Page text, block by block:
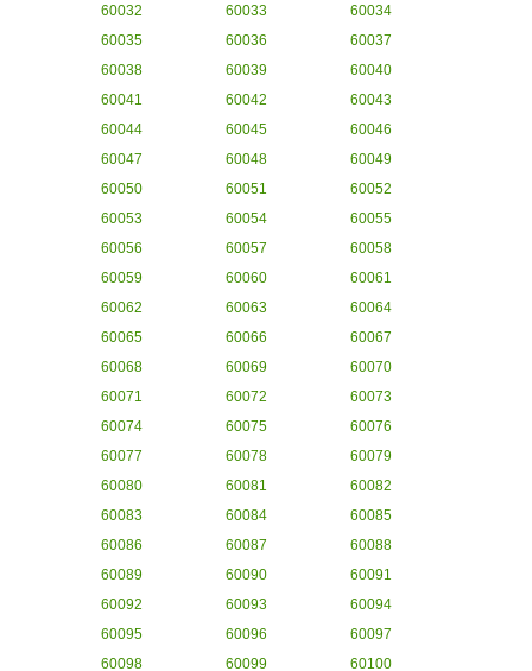
60032
60033
60034
60035
60036
60037
60038
60039
60040
60041
60042
60043
60044
60045
60046
60047
60048
60049
60050
60051
60052
60053
60054
60055
60056
60057
60058
60059
60060
60061
60062
60063
60064
60065
60066
60067
60068
60069
60070
60071
60072
60073
60074
60075
60076
60077
60078
60079
60080
60081
60082
60083
60084
60085
60086
60087
60088
60089
60090
60091
60092
60093
60094
60095
60096
60097
60098
60099 60100